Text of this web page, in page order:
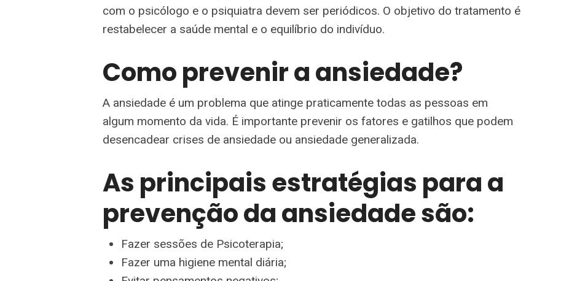
com o psicólogo e o psiquiatra devem ser periódicos. O objetivo do tratamento é
restabelecer a saúde mental e o equilíbrio do indivíduo.
Como prevenir a ansiedade?
A ansiedade é um problema que atinge praticamente todas as pessoas em
algum momento da vida. É importante prevenir os fatores e gatilhos que podem
desencadear crises de ansiedade ou ansiedade generalizada.
As principais estratégias para a
prevenção da ansiedade são:
Fazer sessões de Psicoterapia;
Fazer uma higiene mental diária;